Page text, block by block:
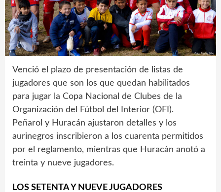
Venció el plazo de presentación de listas de
jugadores que son los que quedan habilitados
para jugar la Copa Nacional de Clubes de la
Organización del Fútbol del Interior (OFI).
Peñarol y Huracán ajustaron detalles y los
aurinegros inscribieron a los cuarenta permitidos
por el reglamento, mientras que Huracán anotó a
treinta y nueve jugadores.
LOS SETENTA Y NUEVE JUGADORES